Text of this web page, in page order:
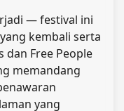
— festival ini
kembali serta
dan Free People
memandang
yang